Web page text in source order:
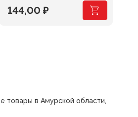
144,00 ₽
товары в Амурской области,